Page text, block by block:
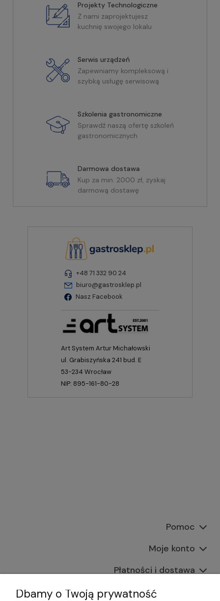
Projekty Technologiczne
Z nami zaprojektujesz
kuchnię swojego lokalu
Serwis urządzeń
Zapewniamy kompleksową i
szybką usługę serwisową
Szkolenia gastronomiczne
Sprawdź naszą ofertę szkoleń
gastronomicznych
Darmowa dostawa
Kup za min. 2000 zł, zyskaj
darmową dostawę
+48 71 332 90 24
biuro@gastrosklep.pl
Nasz Facebook
Art System Artur Michałowski
ul. Grabiszyńska 241 bud. E
53-234 Wrocław
NIP: 895-161-80-28
Pomoc
Moje konto
Płatności i dostawa
Informacje
Dbamy o Twoją prywatność